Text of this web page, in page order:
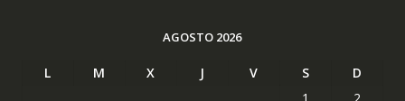
AGOSTO 2026
L M X J V S
D
1
2